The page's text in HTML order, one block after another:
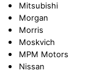
Mitsubishi
Morgan
Morris
Moskvich
MPM Motors
Nissan